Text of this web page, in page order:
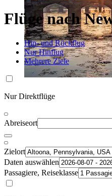
Flüge nach
Hin- und Rückflug
Nur Hinflug
Mehrere Ziele
Nur Direktflüge
Abreiseort
Zielort
Daten auswählen
Passagiere, Reiseklasse